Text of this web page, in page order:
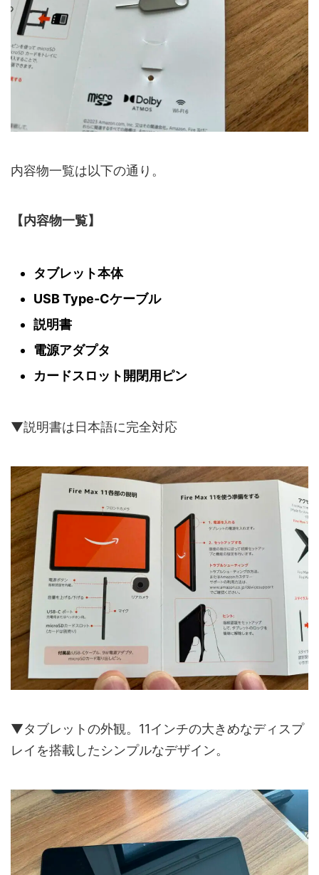
内容物一覧は以下の通り。
【内容物一覧】
タブレット本体
USB Type-Cケーブル
説明書
電源アダプタ
カードスロット開閉用ピン
▼説明書は日本語に完全対応
▼タブレットの外観。11インチの大きめなディスプ
レイを搭載したシンプルなデザイン。